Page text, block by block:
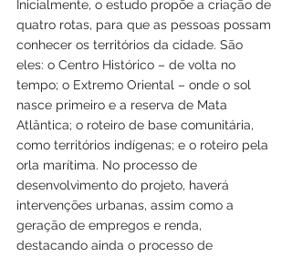
Inicialmente, o estudo propõe a criação de
quatro rotas, para que as pessoas possam
conhecer os territórios da cidade. São
eles: o Centro Histórico – de volta no
tempo; o Extremo Oriental – onde o sol
nasce primeiro e a reserva de Mata
Atlântica; o roteiro de base comunitária,
como territórios indígenas; e o roteiro pela
orla marítima. No processo de
desenvolvimento do projeto, haverá
intervenções urbanas, assim como a
geração de empregos e renda,
destacando ainda o processo de